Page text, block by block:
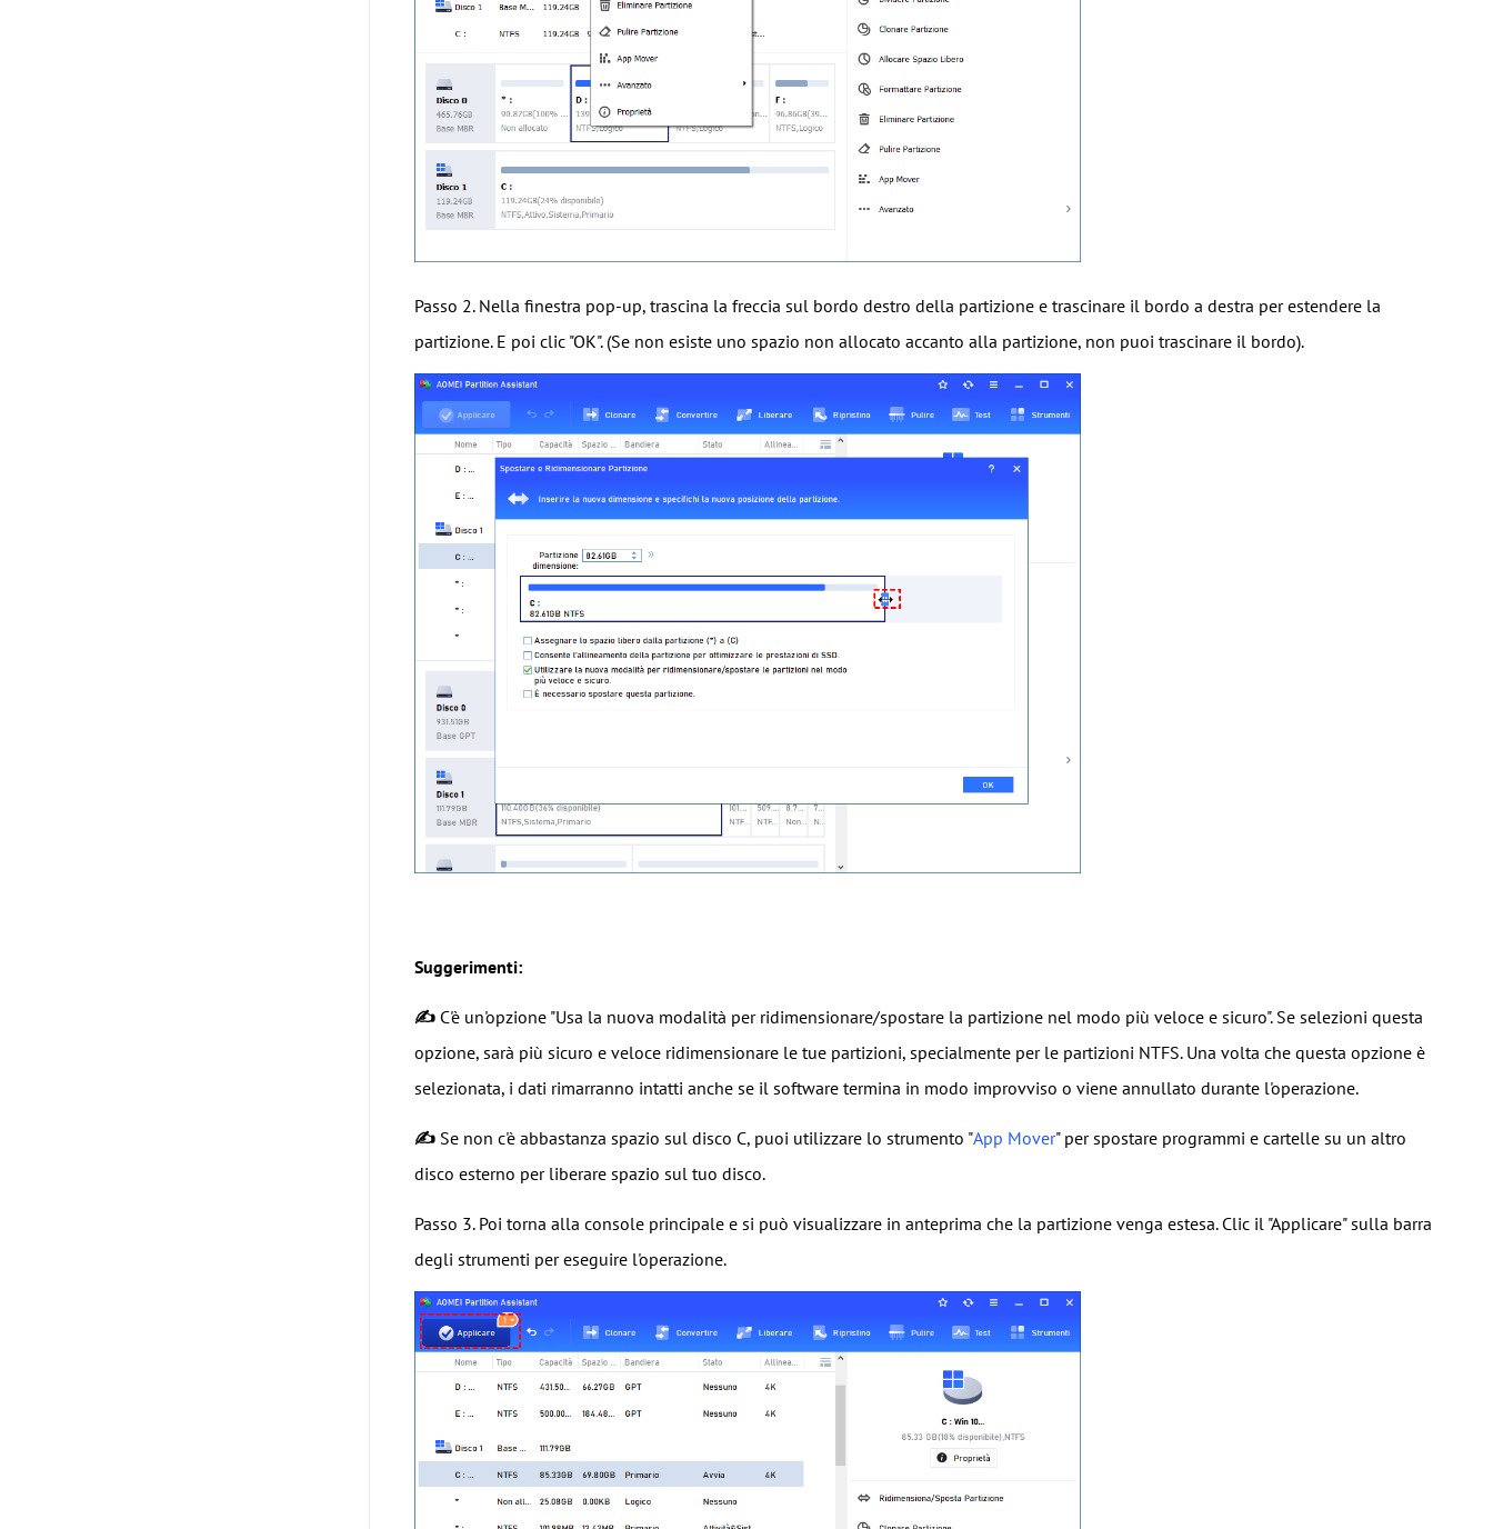
Passo 2. Nella finestra pop-up, trascina la freccia sul bordo destro della partizione e trascinare il bordo a destra per estendere la
partizione. E poi clic "OK". (Se non esiste uno spazio non allocato accanto alla partizione, non puoi trascinare il bordo).
Suggerimenti:
✍ C'è un'opzione "Usa la nuova modalità per ridimensionare/spostare la partizione nel modo più veloce e sicuro". Se selezioni questa
opzione, sarà più sicuro e veloce ridimensionare le tue partizioni, specialmente per le partizioni NTFS. Una volta che questa opzione è
selezionata, i dati rimarranno intatti anche se il software termina in modo improvviso o viene annullato durante l'operazione.
✍ Se non c'è abbastanza spazio sul disco C, puoi utilizzare lo strumento "App Mover" per spostare programmi e cartelle su un altro
disco esterno per liberare spazio sul tuo disco.
Passo 3. Poi torna alla console principale e si può visualizzare in anteprima che la partizione venga estesa. Clic il "Applicare" sulla barra
degli strumenti per eseguire l'operazione.